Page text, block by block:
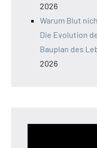
2026
Warum Blut
Die Evolution
Bauplan des
2026